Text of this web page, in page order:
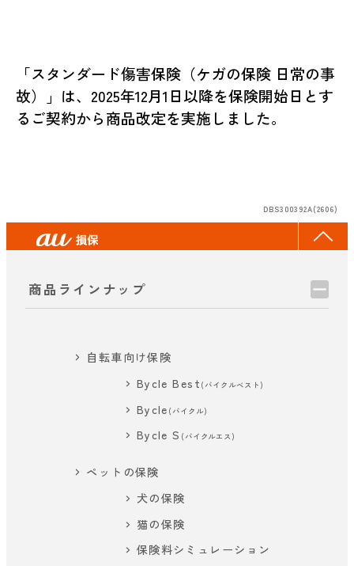
「スタンダード傷害保険（ケガの保険 日常の事
故）」は、2025年12月1日以降を保険開始日とす
るご契約から商品改定を実施しました。
DBS300392A(2606)
商品ラインナップ
自転車向け保険
Bycle Best (バイクルベスト)
Bycle (バイクル)
Bycle S (バイクルエス)
ペットの保険
犬の保険
猫の保険
保険料シミュレーション